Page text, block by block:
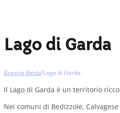
Lago di Garda
Brescia Bimbi/Lago di Garda
Il Lago di Garda è un territorio
Nei comuni di Bedizzole,